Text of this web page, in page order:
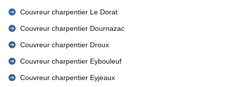
Couvreur charpentier Le Dorat
Couvreur charpentier Dournazac
Couvreur charpentier Droux
Couvreur charpentier Eybouleuf
Couvreur charpentier Eyjeaux